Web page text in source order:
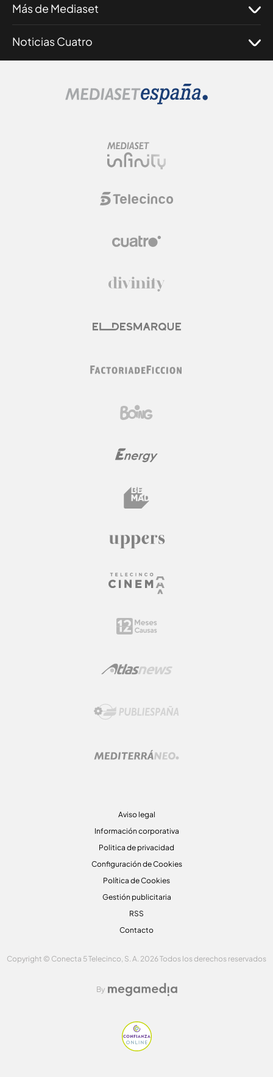
Más de Mediaset
Noticias Cuatro
Aviso legal
Información corporativa
Politica de privacidad
Configuración de Cookies
Política de Cookies
Gestión publicitaria
RSS
Contacto
Copyright © Conecta 5 Telecinco, S. A. 2026 Todos los derechos reservados
By